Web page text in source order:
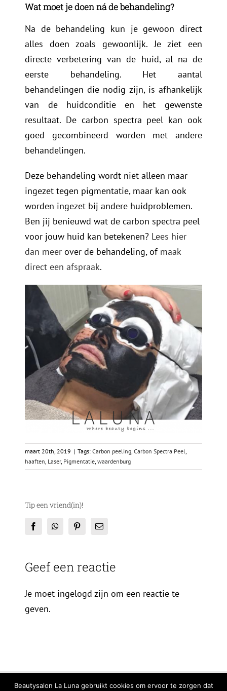
Wat moet je doen ná de behandeling?
Na de behandeling kun je gewoon direct
alles doen zoals gewoonlijk. Je ziet een
directe verbetering van de huid, al na de
eerste behandeling. Het aantal
behandelingen die nodig zijn, is afhankelijk
van de huidconditie en het gewenste
resultaat. De carbon spectra peel kan ook
goed gecombineerd worden met andere
behandelingen.
Deze behandeling wordt niet alleen maar
ingezet tegen pigmentatie, maar kan ook
worden ingezet bij andere huidproblemen.
Ben jij benieuwd wat de carbon spectra peel
voor jouw huid kan betekenen? Lees hier
dan meer over de behandeling, of maak
direct een afspraak.
maart 20th, 2019 | Tags:Carbon peeling ,Carbon Spectra Peel
haaften Laser, Pigmentatie ,waardenburg
Tip een vriend(in)!
FacebookWhatsAppPinterestE-
Geef een reactie
Je moet ingelogd zijn om een reactie te
geven.
© Copyright 2026 | All Rights Reserved | Privacy Verklaring Cookiebeleid
Beautysalon La Luna gebruikt cookies om ervoor te zorgen dat